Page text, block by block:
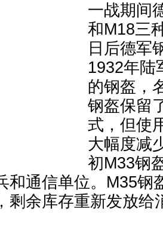
一战期间
和M18三
日后德军
1932年陆
的钢盔，
钢盔保留
式，但使
大幅度减
初M33钢
和通信单位。M35钢
剩余库存重新发放给